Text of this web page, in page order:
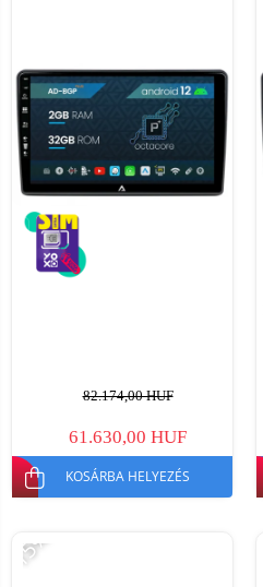
82.174,00 HUF
61.630,00 HUF
KOSÁRBA HELYEZÉS
-15%